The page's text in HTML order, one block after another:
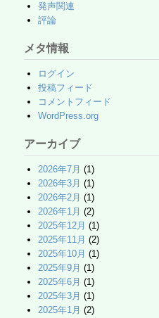
発声関連
評論
メタ情報
ログイン
投稿フィード
コメントフィード
WordPress.org
アーカイブ
2026年7月 (1)
2026年3月 (1)
2026年2月 (1)
2026年1月 (2)
2025年12月 (1)
2025年11月 (2)
2025年10月 (1)
2025年9月 (1)
2025年6月 (1)
2025年3月 (1)
2025年1月 (2)